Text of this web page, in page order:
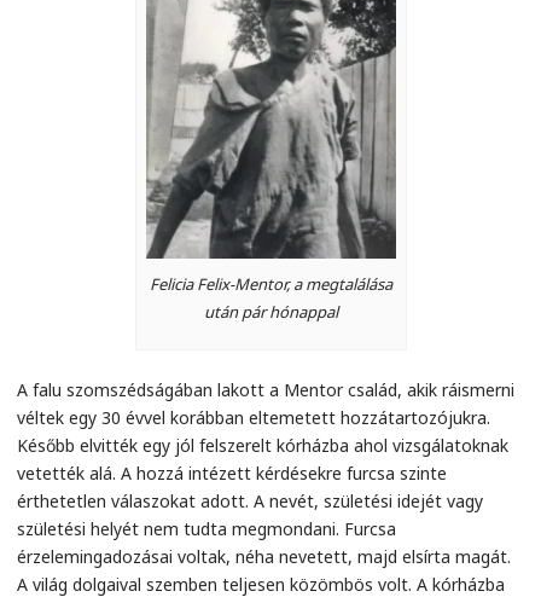
Felicia Felix-Mentor, a megtalálása
után pár hónappal
A falu szomszédságában lakott a Mentor család, akik ráismerni
véltek egy 30 évvel korábban eltemetett hozzátartozójukra.
Később elvitték egy jól felszerelt kórházba ahol vizsgálatoknak
vetették alá. A hozzá intézett kérdésekre furcsa szinte
érthetetlen válaszokat adott. A nevét, születési idejét vagy
születési helyét nem tudta megmondani. Furcsa
érzelemingadozásai voltak, néha nevetett, majd elsírta magát.
A világ dolgaival szemben teljesen közömbös volt. A kórházba